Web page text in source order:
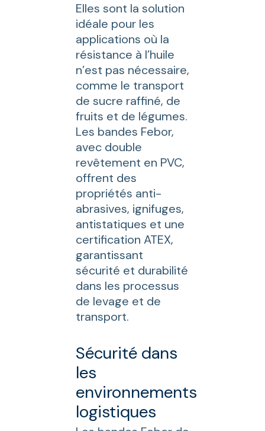
Elles sont la solution
idéale pour les
applications où la
résistance à l’huile
n’est pas nécessaire,
comme le transport
de sucre raffiné, de
fruits et de légumes.
Les bandes Febor,
avec double
revêtement en PVC,
offrent des
propriétés anti-
abrasives, ignifuges,
antistatiques et une
certification ATEX,
garantissant
sécurité et durabilité
dans les processus
de levage et de
transport.
Sécurité dans
les
environnements
logistiques